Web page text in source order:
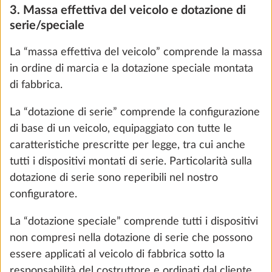
541 €
Aggiungi
Sistema Smart Trailer (livellamento del
veicolo e indicatore del livello di
Nella configurazione del tuo veicolo non è possibile
rimanere al di sotto della massa utile minima
veicolo aumenta per effetto della selezione della
dotazione speciale a un punto tale che, a livello di
calcolo, tra la massa effettiva del veicolo e la massa
massima tecnicamente ammissibile non rimane più
una massa libera sufficiente per i passeggeri (solo
nel caso dei camper e dei furgonati) e la massa utile
minima, durante la configurazione puoi selezionare
un aumento del carico del veicolo (aumento della
massa massima tecnicamente ammissibile) in
speciale. Altrimenti non potrai proseguire con la
configurazione e la procedura d’ordine.
Accertati a livello di calcolo che, eventualmente